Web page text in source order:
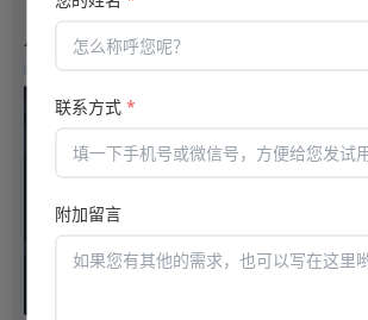
考试结束后打包批量下载考生试卷电子存档，
化、流程化管理考试过程。
联系方式*
附加留言